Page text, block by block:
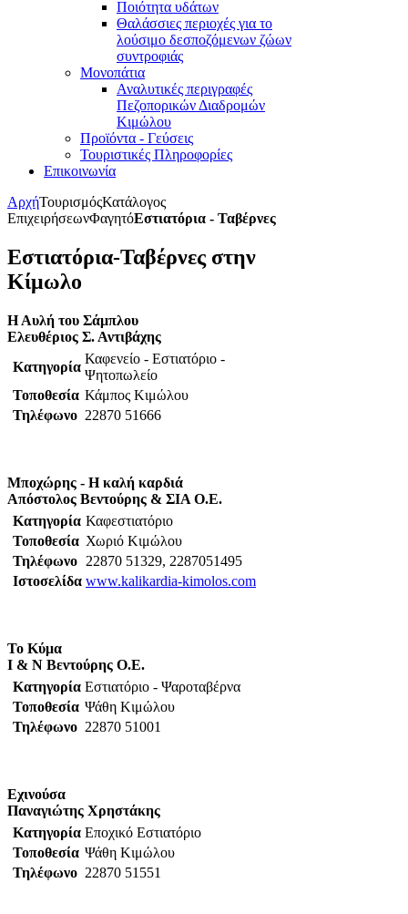
Ποιότητα υδάτων
Θαλάσσιες περιοχές για το
λούσιμο δεσποζόμενων ζώων
συντροφιάς
Μονοπάτια
Αναλυτικές περιγραφές
Πεζοπορικών Διαδρομών
Κιμώλου
Προϊόντα - Γεύσεις
Τουριστικές Πληροφορίες
Επικοινωνία
ΑρχήΤουρισμόςΚατάλογος
ΕπιχειρήσεωνΦαγητόΕστιατόρια - Ταβέρνες
Εστιατόρια-Ταβέρνες στην
Κίμωλο
Η Αυλή του Σάμπλου
Ελευθέριος Σ. Αντιβάχης
Κατηγορία
Καφενείο - Εστιατόριο -
Ψητοπωλείο
Τοποθεσία Κάμπος Κιμώλου
Τηλέφωνο 22870 51666
Μποχώρης - Η καλή καρδιά
Απόστολος Βεντούρης & ΣΙΑ Ο.Ε.
Κατηγορία Καφεστιατόριο
Τοποθεσία Χωριό Κιμώλου
Τηλέφωνο 22870 51329, 2287051495
Ιστοσελίδα www.kalikardia-kimolos.com
Το Κύμα
Ι & Ν Βεντούρης Ο.Ε.
Κατηγορία Εστιατόριο - Ψαροταβέρνα
Τοποθεσία Ψάθη Κιμώλου
Τηλέφωνο 22870 51001
Εχινούσα
Παναγιώτης Χρηστάκης
Κατηγορία Εποχικό Εστιατόριο
Τοποθεσία Ψάθη Κιμώλου
Τηλέφωνο 22870 51551